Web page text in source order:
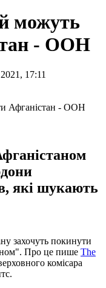
можуть
- ООН
17:11
які шукають
захочуть покинути
Про це пише The
комісара